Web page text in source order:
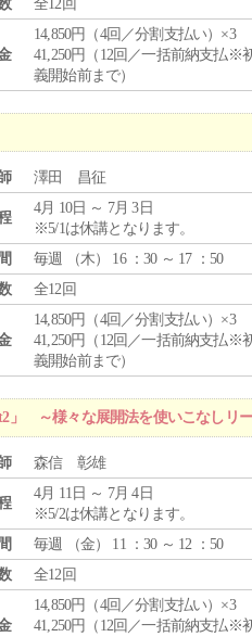
全12回
14,850円（4回／分割支払い）×3
41,250円（12回／一括前納支払※
義開始前まで）
澤田 昌征
4月 10日 ～ 7月 3日
※5/1は休講となります。
毎週 （木） 16 ：30 ～ 17 ：50
全12回
14,850円（4回／分割支払い）×3
41,250円（12回／一括前納支払※
義開始前まで）
」 ～様々な展開法を使いこなしリ
森信 彰雄
4月 11日 ～ 7月 4日
※5/2は休講となります。
毎週 （金） 11 ：30 ～ 12 ：50
全12回
14,850円（4回／分割支払い）×3
41,250円（12回／一括前納支払※